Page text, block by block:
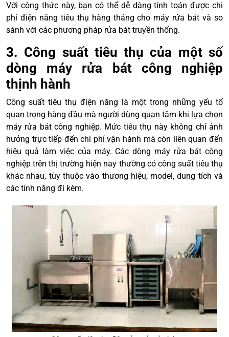
Với công thức này, bạn có thể dễ dàng tính toán được chi
phí điện năng tiêu thụ hàng tháng cho máy rửa bát và so
sánh với các phương pháp rửa bát truyền thống.
3. Công suất tiêu thụ của một số
dòng máy rửa bát công nghiệp
thịnh hành
Công suất tiêu thụ điện năng là một trong những yếu tố
quan trọng hàng đầu mà người dùng quan tâm khi lựa chọn
máy rửa bát công nghiệp. Mức tiêu thụ này không chỉ ảnh
hưởng trực tiếp đến chi phí vận hành mà còn liên quan đến
hiệu quả làm việc của máy. Các dòng máy rửa bát công
nghiệp trên thị trường hiện nay thường có công suất tiêu thụ
khác nhau, tùy thuộc vào thương hiệu, model, dung tích và
các tính năng đi kèm.